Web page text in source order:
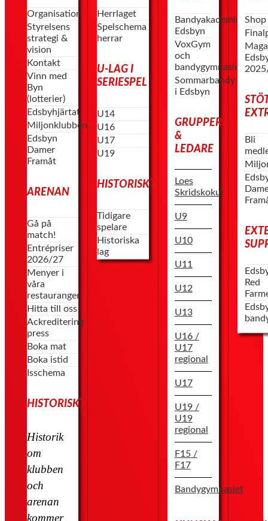
Organisation
Styrelsens
strategi &
vision
Kontakt
Vinn med
Byn
(lotterier)
Edsbyhjärtat
Miljonklubben
Edsbyn
Damer
Framåt
ARENAN
Gå på
match!
Entrépriser
2026/27
Menyer i
våra
restauranger
Hitta till oss
Ackreditering
press
Boka mat
Boka istid
Isschema
HISTORISKT
Historik
om
klubben
och
arenan
kommer
Herrlaget
Spelschema
herrar
U-LAG I
SERIESPEL
U14
U16
U17
U19
HISTORISKT
Tidigare
spelare
Historiska
lag
Bandyakademin
Edsbyn
VoxGym
och
bandygymnasiet
Sommarbandy
i Edsbyn
GRUPPER
&
LEDARE
Loes
Skridskokul
U9
U10
U11
U12
U13
U16 /
U17
regional
U17
U19 /
U19
regional
F15 /
F17
Bandygymnasiet
Shop
Bli
Red